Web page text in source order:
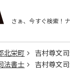
さぁ、今すぐ検索！
北栄町
吉村尊文
法書士 吉村尊文